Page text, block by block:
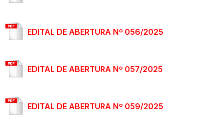
EDITAL DE ABERTURA Nº 056/2025
EDITAL DE ABERTURA Nº 057/2025
EDITAL DE ABERTURA Nº 059/2025